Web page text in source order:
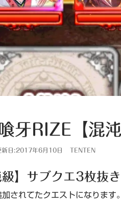
RIZE【混沌
新日:2017年6月10日 TENTEN
】サブクエ3枚抜
されてたクエストになります。